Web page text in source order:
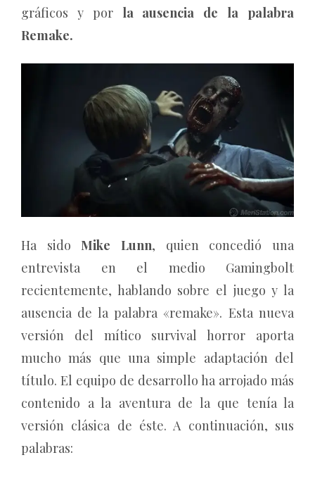
gráficos y porla ausencia de la palabra
Remake.
Ha sido Mike Lunn, quien concedió una
entrevista en el medio Gamingbolt
recientemente, hablando sobre el juego y la
ausencia de la palabra «remake». Esta nueva
versión del mítico survival horror aporta
mucho más que una simple adaptación del
título. El equipo de desarrollo ha arrojado más
contenido a la aventura de la que tenía la
versión clásica de éste. A continuación, sus
palabras: